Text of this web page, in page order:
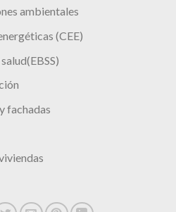
ambientales
(CEE)
fachadas